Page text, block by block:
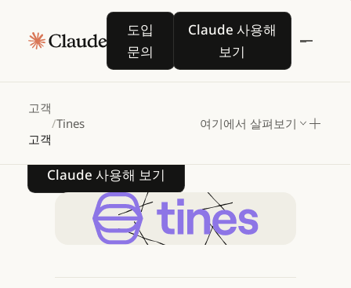
도입
문의
도입 문의
Claude 사용해
보기
Claude 사용해 보기
고객
고객
/Tines 여기에서 살펴보기
Tines,Claudein
AmazonBedrock으로
워크플로우자동화를
혁신하다
Claude 사용해 보기
Claude 사용해 보기